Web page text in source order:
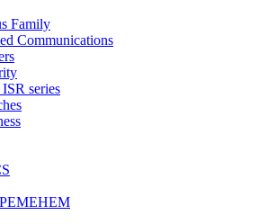
Family
Communications
series